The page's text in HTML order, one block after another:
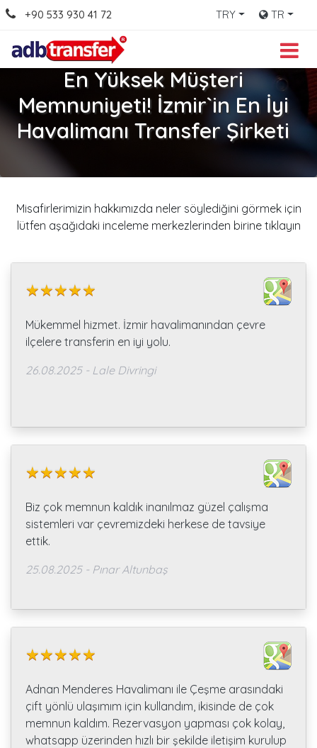
+90 533 930 41 72 TRY TR
En Yüksek Müşteri
Memnuniyeti! İzmir`in En İyi
Havalimanı Transfer Şirketi
Misafirlerimizin hakkımızda neler söylediğini görmek için
lütfen aşağıdaki inceleme merkezlerinden birine tıklayın
Mükemmel hizmet. İzmir havalimanından çevre
ilçelere transferin en iyi yolu.
26.08.2025 - Lale Divringi
Biz çok memnun kaldık inanılmaz güzel çalışma
sistemleri var çevremizdeki herkese de tavsiye
ettik.
25.08.2025 - Pınar Altunbaş
Adnan Menderes Havalimanı ile Çeşme arasındaki
çift yönlü ulaşımım için kullandım, ikisinde de çok
memnun kaldım. Rezervasyon yapması çok kolay,
whatsapp üzerinden hızlı bir şekilde iletişim kurulup